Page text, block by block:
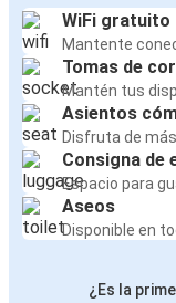
WiFi gratuito
Mantente
Tomas de
Mantén tus
Asientos
Disfruta de
Consigna de
Espacio para
Aseos
Disponible en
¿Es la